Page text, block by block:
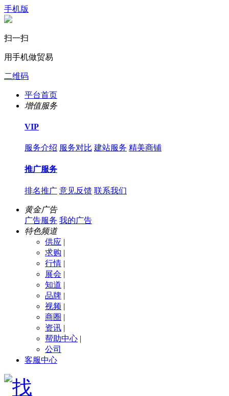
手机版
扫一扫
用手机做贸易
二维码
平台首页
增值服务
VIP
服务介绍 服务对比 建站服务 精美商铺
推广服务
排名推广 意见反馈 联系我们
黄金广告
广告服务 我的广告
特色频道
供应 |
求购 |
行情 |
展会 |
知道 |
品牌 |
视频 |
商圈 |
资讯 |
帮助中心 |
公司
客服中心